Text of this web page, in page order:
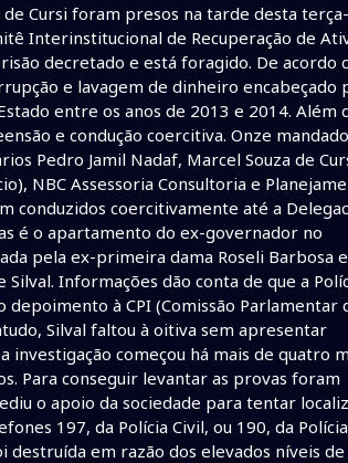
Cursi foram presos na tarde desta terça-
Interinstitucional de Recuperação de
decretado e está foragido. De acordo
e lavagem de dinheiro encabeçado
entre os anos de 2013 e 2014. Além
e condução coercitiva. Onze
Pedro Jamil Nadaf, Marcel Souza de
NBC Assessoria Consultoria e
conduzidos coercitivamente até a
é o apartamento do ex-governador no
pela ex-primeira dama Roseli Barbosa e
Informações dão conta de que a
à CPI (Comissão Parlamentar
Silval faltou à oitiva sem apresentar
começou há mais de quatro
Para conseguir levantar as provas foram
o apoio da sociedade para tentar
197, da Polícia Civil, ou 190, da Polícia
destruída em razão dos elevados níveis de